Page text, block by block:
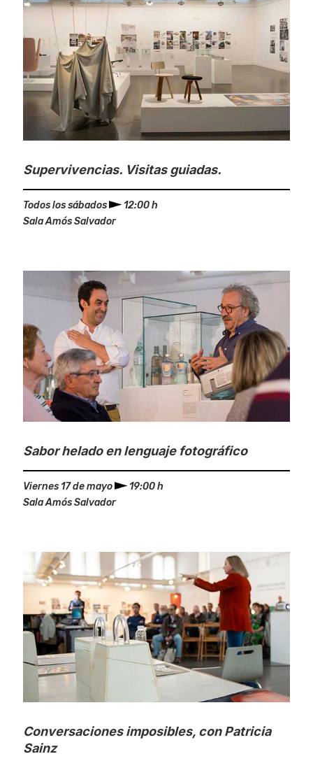
Supervivencias. Visitas guiadas.
Todos los sábados
12:00 h
Sala Amós Salvador
Sabor helado en lenguaje fotográfico
Viernes 17 de mayo
19:00 h
Sala Amós Salvador
Conversaciones imposibles, con Patricia
Sainz